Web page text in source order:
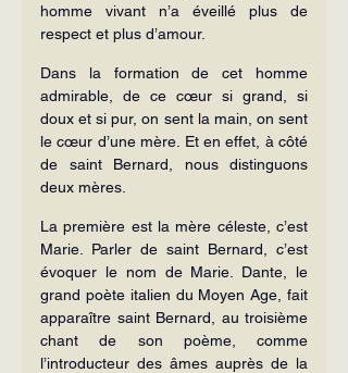
homme vivant n’a éveillé plus de
respect et plus d’amour.
Dans la formation de cet homme
admirable, de ce cœur si grand, si
doux et si pur, on sent la main, on sent
le cœur d’une mère. Et en effet, à côté
de saint Bernard, nous distinguons
deux mères.
La première est la mère céleste, c’est
Marie. Parler de saint Bernard, c’est
évoquer le nom de Marie. Dante, le
grand poète italien du Moyen Age, fait
apparaître saint Bernard, au troisième
chant de son poème, comme
l’introducteur des âmes auprès de la